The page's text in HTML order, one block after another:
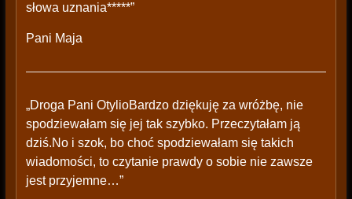
słowa uznania*****”
Pani Maja
„Droga Pani OtylioBardzo dziękuję za wróżbę, nie
spodziewałam się jej tak szybko. Przeczytałam ją
dziś.No i szok, bo choć spodziewałam się takich
wiadomości, to czytanie prawdy o sobie nie zawsze
jest przyjemne…”